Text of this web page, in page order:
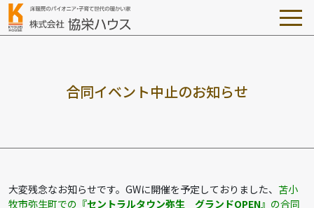
合同イベン ト中止のお知らせ
大変残念なお知らせです。GWに開催を予定しておりました、 苫小
牧市弥生町での 『セントラルタウン弥生 グランドOPEN』 の合同